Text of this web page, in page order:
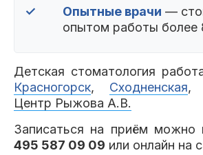
✓ Опытные врачи —
опытом работы более
Детская стоматология
Красногорск, Сходненская,
Центр Рыжова А.В.
Записаться на приём можно
495 587 09 09 или онлайн на